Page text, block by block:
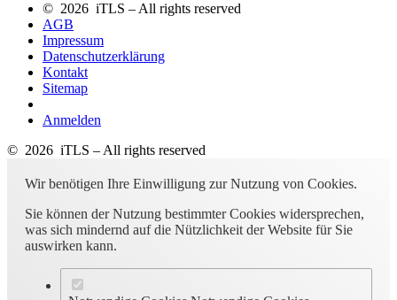
© 2026 iTLS – All rights reserved
AGB
Impressum
Datenschutzerklärung
Kontakt
Sitemap
Anmelden
© 2026 iTLS – All rights reserved
Wir benötigen Ihre Einwilligung zur Nutzung von Cookies.
Sie können der Nutzung bestimmter Cookies widersprechen,
was sich mindernd auf die Nützlichkeit der Website für Sie
auswirken kann.